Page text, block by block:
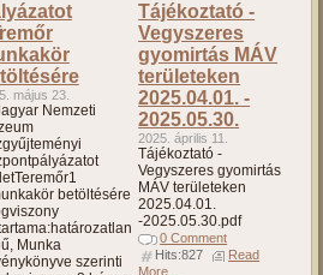
május 23.
Nemzeti
betöltésére
Munka
szerinti
Tájékoztató -
Vegyszeres
gyomirtás MÁV
területeken
2025.04.01. -
2025.05.30.
2025. április 11.
Tájékoztató -
Vegyszeres gyomirtás
MÁV területeken
2025.04.01.
-2025.05.30.pdf
0 Comment
Hits:827
Read
More...